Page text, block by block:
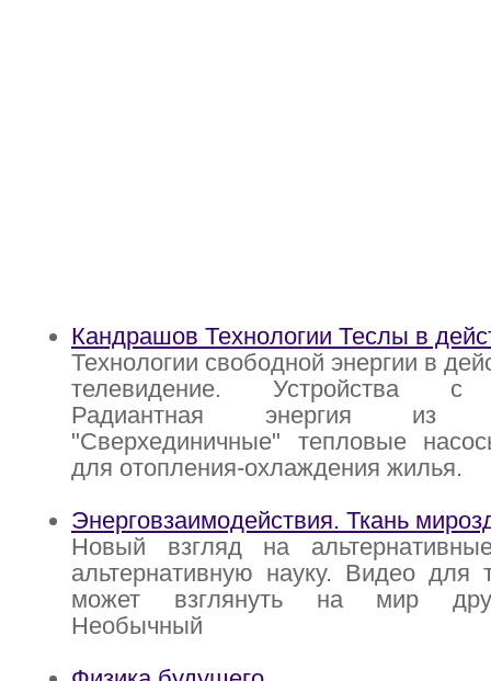
Кандрашов Технологии Теслы в
Технологии свободной энергии в
телевидение. Устройства с
Радиантная энергия из
"Сверхединичные" тепловые
для отопления-охлаждения жилья.
Энерговзаимодействия. Ткань
Новый взгляд на
альтернативную науку. Видео для
может взглянуть на мир
Необычный